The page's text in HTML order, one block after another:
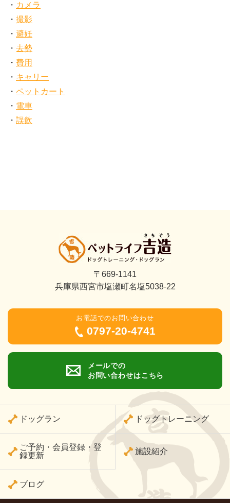
カメラ
撮影
避妊
去勢
費用
キャリー
ペットカート
電車
誤飲
〒669-1141
兵庫県西宮市塩瀬町名塩5038-22
お電話でのお問い合わせ
0797-20-4741
メールでの
お問い合わせはこちら
ドッグラン ドッグトレーニング
ご予約・会員登録・登
録更新
施設紹介
ブログ